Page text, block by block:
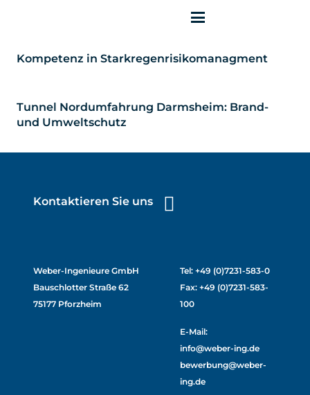
Kompetenz in Starkregenrisikomanagment
Tunnel Nordumfahrung Darmsheim: Brand-
und Umweltschutz
Kontaktieren Sie uns
Weber-Ingenieure GmbH
Bauschlotter Straße 62
75177 Pforzheim
Tel: +49 (0)7231-583-0
Fax: +49 (0)7231-583-
100
E-Mail:
info@weber-ing.de
bewerbung@weber-
ing.de